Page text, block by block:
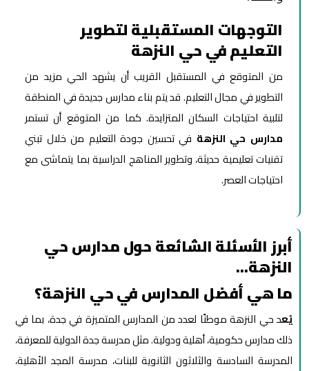
التوجهات المستقبلية لتطوير
التعليم في حي النزهة
من المتوقع في المستقبل القريب أن يشهد الحي مزيد من
التطوير في مجال التعليم. قد يتم بناء مدارس جديدة في المنطقة
لتلبية احتياجات السكان المتزايدة. كما من المتوقع أن تستمر
مدارس حي النزهة في تحسين جودة التعليم من خلال تبني
تقنيات تعليمية حديثة، وتطوير المناهج الدراسية بما يتماشى مع
احتياجات العصر.
أبرز الأسئلة الشائعة حول مدارس حي
النزهة…
ما هي أفضل المدارس في حي النزهة؟
يُعد حي النزهة موطنًا لعدد من المدارس المتميزة في جدة، بما في
ذلك مدارس حكومية، أهلية ودولية. مثل مدرسة جدة الدولية للمعرفة،
المدرسة السادسة والثلاثون الثانوية للبنات، مدرسة المجد الأهلية،